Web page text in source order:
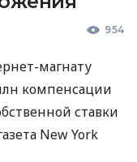
954
магнату
компенсации
ставки
New York